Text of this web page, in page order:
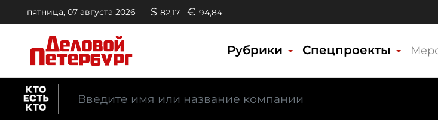
пятница, 07 августа 2026 $ 82,17 € 94,84
Рубрики Спецпроекты